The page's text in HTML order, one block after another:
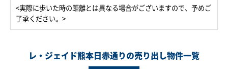
<実際に歩いた時の距離とは異なる場合がございますので、予めご
了承ください。>
レ・ジェイド熊本日赤通りの売り出し物件一覧